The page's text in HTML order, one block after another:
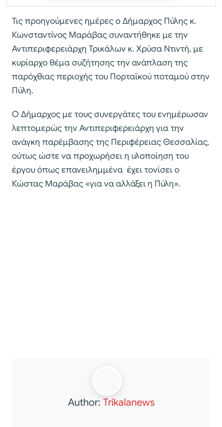
Τις προηγούμενες ημέρες ο Δήμαρχος Πύλης κ.
Κωνσταντίνος Μαράβας συναντήθηκε με την
Αντιπεριφερειάρχη Τρικάλων κ. Χρύσα Ντιντή, με
κυρίαρχο θέμα συζήτησης την ανάπλαση της
παρόχθιας περιοχής του Πορταϊκού ποταμού στην
Πύλη.
Ο Δήμαρχος με τους συνεργάτες του ενημέρωσαν
λεπτομερώς την Αντιπεριφερειάρχη για την
ανάγκη παρέμβασης της Περιφέρειας Θεσσαλίας,
ούτως ώστε να προχωρήσει η υλοποίηση του
έργου όπως επανειλημμένα έχει τονίσει ο
Κώστας Μαράβας «για να αλλάξει η Πύλη».
Author: Trikalanews